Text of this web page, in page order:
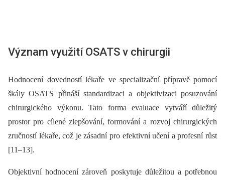
Význam využití OSATS v chirurgii
Hodnocení dovedností lékaře ve specializační přípravě pomocí
škály OSATS přináší standardizaci a objektivizaci posuzování
chirurgického výkonu. Tato forma evaluace vytváří důležitý
prostor pro cílené zlepšování, formování a rozvoj chirurgických
zručností lékaře, což je zásadní pro efektivní učení a profesní růst
[11–13].
Objektivní hodnocení zároveň poskytuje důležitou a potřebnou